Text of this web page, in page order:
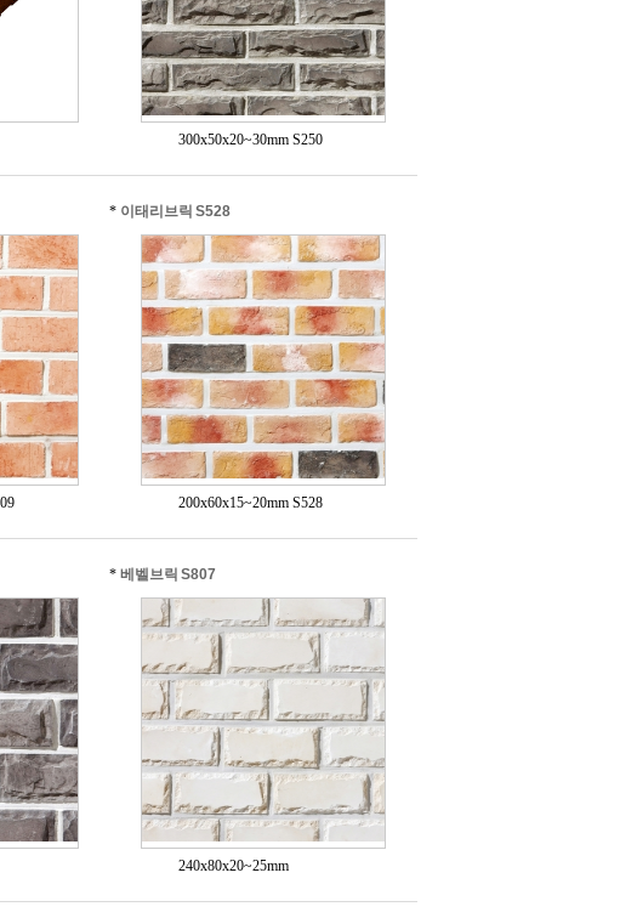
300x50x20~30mm S250
* 이태리브릭 S528
200x60x15~20mm S528
* 베벨브릭 S807
240x80x20~25mm